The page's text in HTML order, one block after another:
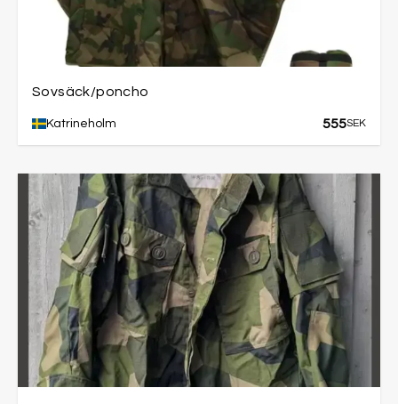
Sovsäck/poncho
Katrineholm 555SEK